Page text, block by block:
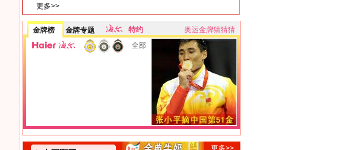
更多>>
金牌榜 金牌专题 特约
奥运金牌猜猜猜
全部
更多>>